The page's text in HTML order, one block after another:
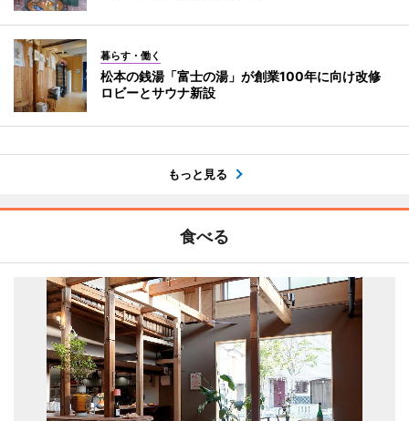
暮らす・働く
松本の銭湯「富士の湯」が創業100年に向け改修
ロビーとサウナ新設
もっと見る
食べる